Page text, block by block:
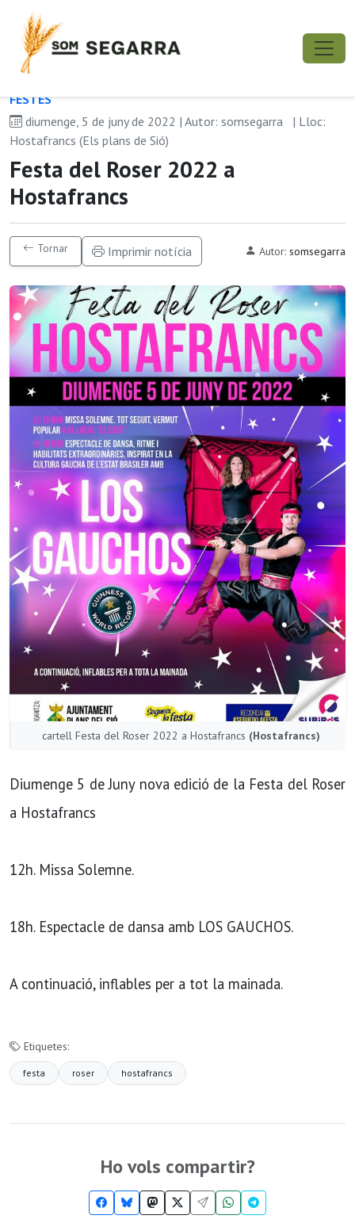
FESTES
diumenge, 5 de juny de 2022 | Autor: somsegarra
| Lloc:
Hostafrancs (Els plans de Sió)
Festa del Roser 2022 a
Hostafrancs
Tornar Imprimir notícia Autor: somsegarra
cartell Festa del Roser 2022 a Hostafrancs (Hostafrancs)
Diumenge 5 de Juny nova edició de la Festa del Roser
a Hostafrancs
12h. Missa Solemne.
18h. Espectacle de dansa amb LOS GAUCHOS.
A continuació, inflables per a tot la mainada.
Etiquetes:
festa roser hostafrancs
Ho vols compartir?